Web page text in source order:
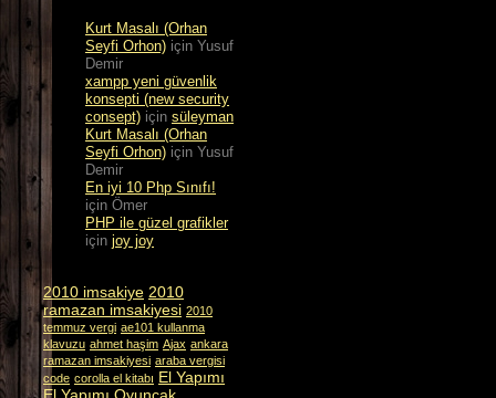
Kurt Masalı (Orhan
Seyfi Orhon) için Yusuf
Demir
xampp yeni güvenlik
konsepti (new security
consept) için süleyman
Kurt Masalı (Orhan
Seyfi Orhon) için Yusuf
Demir
En iyi 10 Php Sınıfı!
için Ömer
PHP ile güzel grafikler
için joy joy
2010 imsakiye 2010
ramazan imsakiyesi 2010
temmuz vergi ae101 kullanma
klavuzu ahmet haşim Ajax ankara
ramazan imsakiyesi araba vergisi
code corolla el kitabı El Yapımı